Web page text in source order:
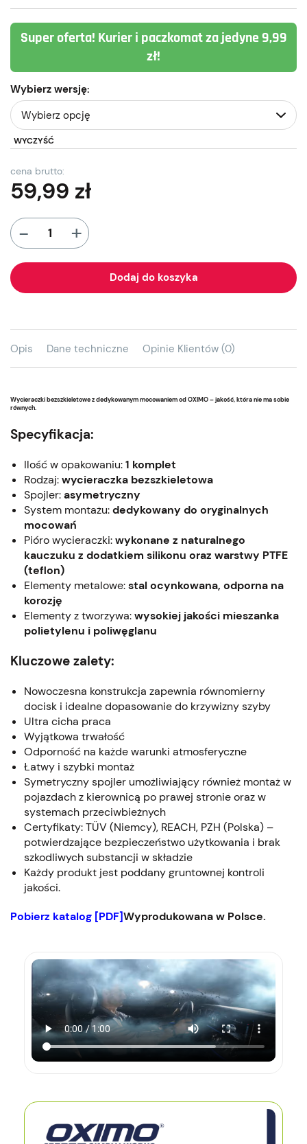
Super oferta! Kurier i paczkomat za jedyne 9,99
zł!
Wybierz wersję:
WYCZYŚĆ
cena brutto:
59,99 zł
- +
Dodaj do koszyka
Opis Dane techniczne Opinie Klientów (0)
Wycieraczki bezszkieletowe z dedykowanym mocowaniem od OXIMO – jakość, która nie ma sobie
równych.
Specyfikacja:
Ilość w opakowaniu:1 komplet
Rodzaj:wycieraczka bezszkieletowa
Spojler:asymetryczny
System montażu:dedykowany do oryginalnych
mocowań
Pióro wycieraczki:wykonane z naturalnego
kauczuku z dodatkiem silikonu oraz warstwy PTFE
(teflon)
Elementy metalowe:stal ocynkowana, odporna na
korozję
Elementy z tworzywa:wysokiej jakości mieszanka
polietylenu i poliwęglanu
Kluczowe zalety:
Nowoczesna konstrukcja zapewnia równomierny
docisk i idealne dopasowanie do krzywizny szyby
Ultra cicha praca
Wyjątkowa trwałość
Odporność na każde warunki atmosferyczne
Łatwy i szybki montaż
Symetryczny spojler umożliwiający również montaż w
pojazdach z kierownicą po prawej stronie oraz w
systemach przeciwbieżnych
Certyfikaty: TÜV (Niemcy), REACH, PZH (Polska) –
potwierdzające bezpieczeństwo użytkowania i brak
szkodliwych substancji w składzie
Każdy produkt jest poddany gruntownej kontroli
jakości.
Pobierz katalog [PDF]Wyprodukowana w Polsce.